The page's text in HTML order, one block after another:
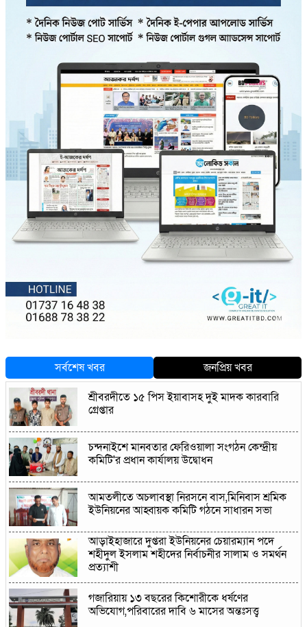
সর্বশেষ খবর
জনপ্রিয় খবর
শ্রীবরদীতে ১৫ পিস ইয়াবাসহ দুই মাদক কারবারি
গ্রেপ্তার
চন্দনাইশে মানবতার ফেরিওয়ালা সংগঠন কেন্দ্রীয়
কমিটি'র প্রধান কার্যালয় উদ্বোধন
আমতলীতে অচলাবস্থা নিরসনে বাস,মিনিবাস শ্রমিক
ইউনিয়নের আহ্বায়ক কমিটি গঠনে সাধারন সভা
আড়াইহাজারে দুপ্তরা ইউনিয়নের চেয়ারম্যান পদে
শহীদুল ইসলাম শহীদের নির্বাচনীর সালাম ও সমর্থন
প্রত্যাশী
গজারিয়ায় ১৩ বছরের কিশোরীকে ধর্ষণের
অভিযোগ,পরিবারের দাবি ৬ মাসের অন্তঃসত্ত্ব